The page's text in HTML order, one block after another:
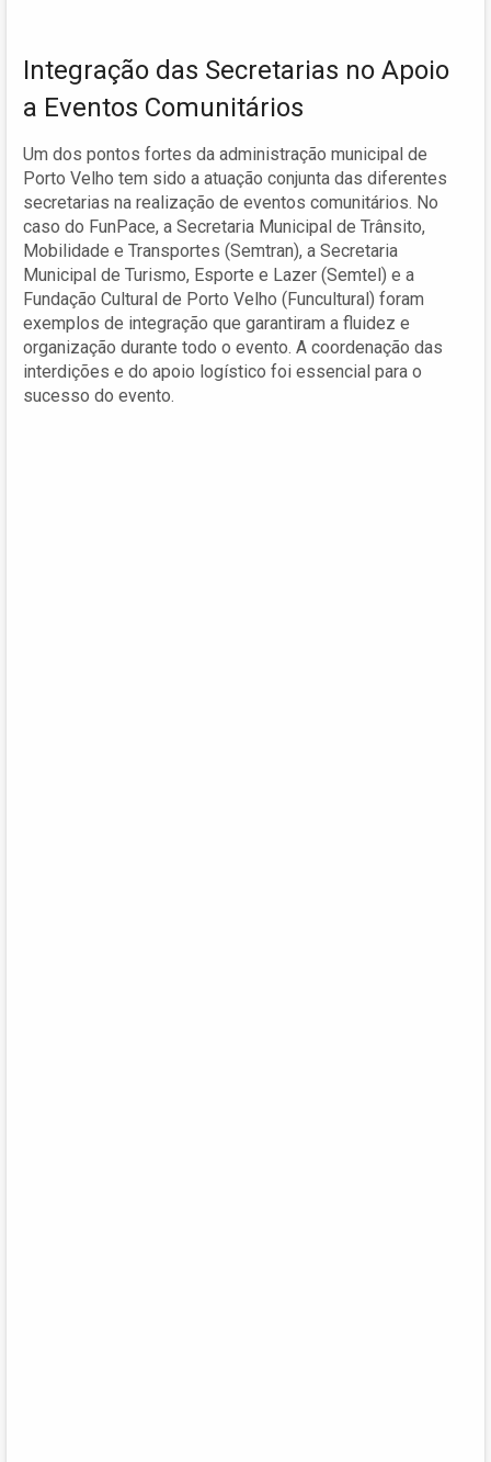
Integração das Secretarias no Apoio
a Eventos Comunitários
Um dos pontos fortes da administração municipal de
Porto Velho tem sido a atuação conjunta das diferentes
secretarias na realização de eventos comunitários. No
caso do FunPace, a Secretaria Municipal de Trânsito,
Mobilidade e Transportes (Semtran), a Secretaria
Municipal de Turismo, Esporte e Lazer (Semtel) e a
Fundação Cultural de Porto Velho (Funcultural) foram
exemplos de integração que garantiram a fluidez e
organização durante todo o evento. A coordenação das
interdições e do apoio logístico foi essencial para o
sucesso do evento.